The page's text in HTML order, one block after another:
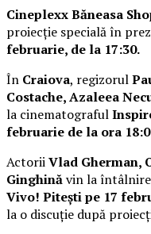
Cineplexx Băneasa
proiecție specială în
februarie, de la 17:30.
În Craiova, regizorul
Costache, Azaleea
la cinematograful
februarie de la ora
ActoriiVlad Gherman,
Ginghinăvin la
Vivo! Pitești pe 17
la o discuție după